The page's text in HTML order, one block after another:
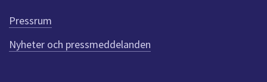
e
n
n
a
Pressrum
Nyheter och pressmeddelanden